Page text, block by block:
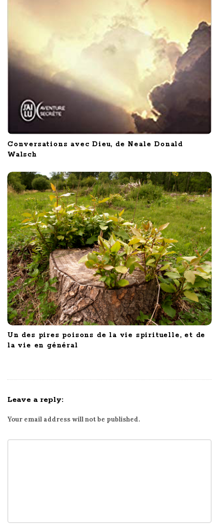
Conversations avec Dieu, de Neale Donald
Walsch
Un des pires poisons de la vie spirituelle, et de
la vie en général
Leave a reply:
Your email address will not be published.